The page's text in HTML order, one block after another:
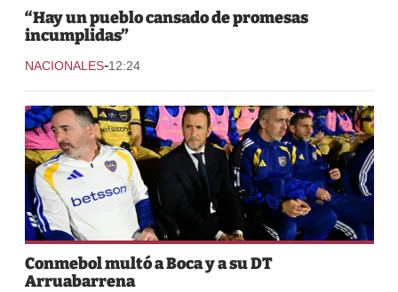
“Hay un pueblo cansado de promesas
incumplidas”
NACIONALES-12:24
Conmebol multó a Boca y a su DT
Arruabarrena